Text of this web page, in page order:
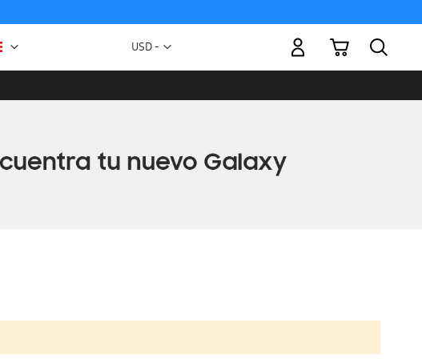
Moneda
USD -
Mi carrito